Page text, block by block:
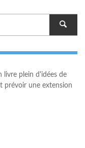
livre plein d'idées de
prévoir une extension